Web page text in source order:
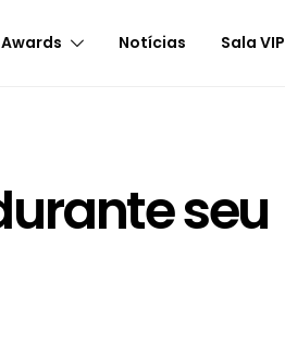
Notícias Sala VIP
seu